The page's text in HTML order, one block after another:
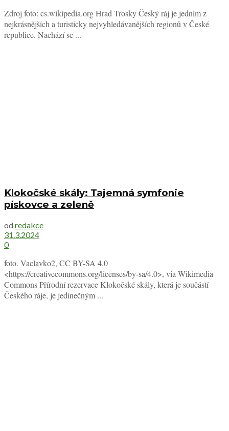
Zdroj foto: cs.wikipedia.org Hrad Trosky Český ráj je jedním z
nejkrásnějších a turisticky nejvyhledávanějších regionů v České
republice. Nachází se ...
Klokočské skály: Tajemná symfonie
pískovce a zeleně
od redakce
31.3.2024
0
foto. Vaclavko2, CC BY-SA 4.0
<https://creativecommons.org/licenses/by-sa/4.0>, via Wikimedia
Commons Přírodní rezervace Klokočské skály, která je součástí
Českého ráje, je jedinečným ...